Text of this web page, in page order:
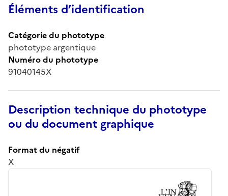
Éléments d’identification
Catégorie du phototype
phototype argentique
Numéro du phototype
91040145X
Description technique du phototype
ou du document graphique
Format du négatif
X